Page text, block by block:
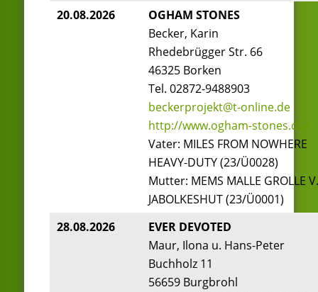
20.08.2026
OGHAM STONES
Becker, Karin
Rhedebrügger Str. 66
46325 Borken
Tel. 02872-9488903
beckerprojekt@t-online.de
http://www.ogham-stones.de/
Vater: MILES FROM NOWHERE
HEAVY-DUTY (23/Ü0028)
Mutter: MEMS MALLE GROLLE
JABOLKESHUT (23/Ü0001)
28.08.2026
EVER DEVOTED
Maur, Ilona u. Hans-Peter
Buchholz 11
56659 Burgbrohl